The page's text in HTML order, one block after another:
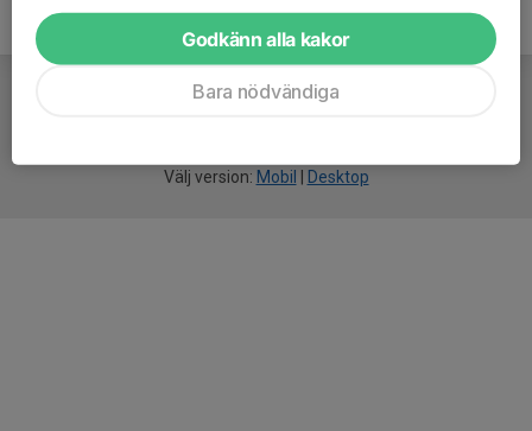
Välj version: Mobil Desktop
Godkänn alla kakor
Bara nödvändiga